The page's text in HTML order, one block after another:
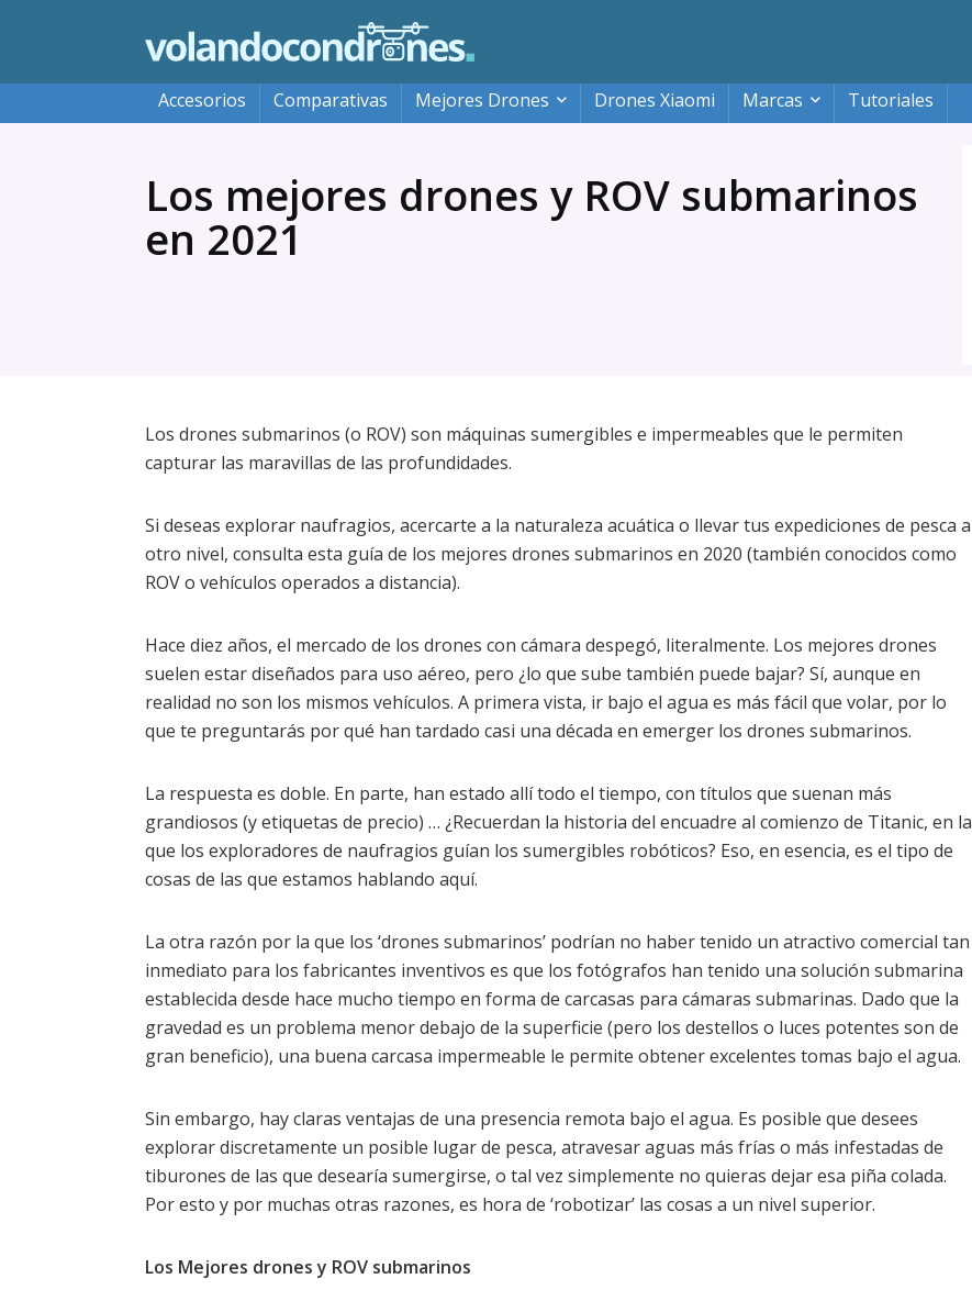
Accesorios Comparativas Mejores Drones Drones Xiaomi Marcas Tutoriales
Los mejores drones y ROV submarinos
en 2021
Los drones submarinos (o ROV) son máquinas sumergibles e impermeables que le permiten
capturar las maravillas de las profundidades.
Si deseas explorar naufragios, acercarte a la naturaleza acuática o llevar tus expediciones de pesca a
otro nivel, consulta esta guía de los mejores drones submarinos en 2020 (también conocidos como
ROV o vehículos operados a distancia).
Hace diez años, el mercado de los drones con cámara despegó, literalmente. Los mejores drones
suelen estar diseñados para uso aéreo, pero ¿lo que sube también puede bajar? Sí, aunque en
realidad no son los mismos vehículos. A primera vista, ir bajo el agua es más fácil que volar, por lo
que te preguntarás por qué han tardado casi una década en emerger los drones submarinos.
La respuesta es doble. En parte, han estado allí todo el tiempo, con títulos que suenan más
grandiosos (y etiquetas de precio) … ¿Recuerdan la historia del encuadre al comienzo de Titanic, en la
que los exploradores de naufragios guían los sumergibles robóticos? Eso, en esencia, es el tipo de
cosas de las que estamos hablando aquí.
La otra razón por la que los ‘drones submarinos’ podrían no haber tenido un atractivo comercial tan
inmediato para los fabricantes inventivos es que los fotógrafos han tenido una solución submarina
establecida desde hace mucho tiempo en forma de carcasas para cámaras submarinas. Dado que la
gravedad es un problema menor debajo de la superficie (pero los destellos o luces potentes son de
gran beneficio), una buena carcasa impermeable le permite obtener excelentes tomas bajo el agua.
Sin embargo, hay claras ventajas de una presencia remota bajo el agua. Es posible que desees
explorar discretamente un posible lugar de pesca, atravesar aguas más frías o más infestadas de
tiburones de las que desearía sumergirse, o tal vez simplemente no quieras dejar esa piña colada.
Por esto y por muchas otras razones, es hora de ‘robotizar’ las cosas a un nivel superior.
Los Mejores drones y ROV submarinos